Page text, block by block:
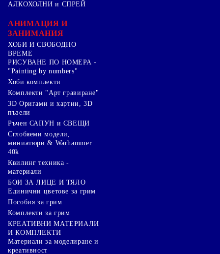
АЛКОХОЛНИ и СПРЕЙ
АНИМАЦИЯ И
ЗАНИМАНИЯ
ХОБИ И СВОБОДНО
ВРЕМЕ
РИСУВАНЕ ПО НОМЕРА -
"Painting by numbers"
Хоби комплекти
Комплекти "Арт гравиране"
3D Оригами и хартии, 3D
пъзели
Ръчен САПУН и СВЕЩИ
Сглобяеми модели,
миниатюри & Warhammer
40k
Квилинг техника -
материали
БОИ ЗА ЛИЦЕ И ТЯЛО
Единични цветове за грим
Пособия за грим
Комплекти за грим
КРЕАТИВНИ МАТЕРИАЛИ
И КОМПЛЕКТИ
Mатериали за моделиране и
креативност